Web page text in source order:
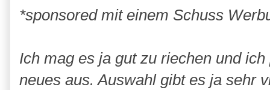
*sponsored mit einem Schuss
Ich mag es ja gut zu riechen und
neues aus. Auswahl gibt es ja sehr